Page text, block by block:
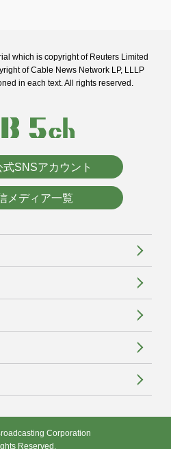
which is copyright of Reuters Limited
of Cable News Network LP, LLLP
in each text. All rights reserved.
式SNSアカウント
メディア一覧
Corporation
Reserved.